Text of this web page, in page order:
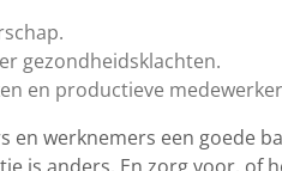
gezondheidsklachten.
en productieve
en werknemers een goede